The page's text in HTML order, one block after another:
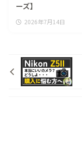
ーズ】
2026年7月14日